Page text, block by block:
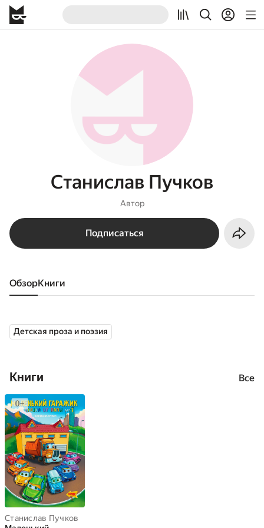
Станислав Пучков
Автор
Подписаться
Обзор книги
Детская проза и поэзия
Книги Все
Станислав Пучков